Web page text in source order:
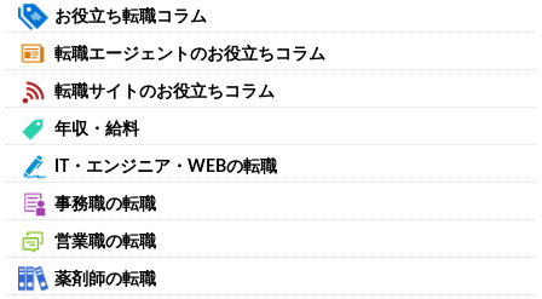
お役立ち転職コラム
転職エージェントのお役立ちコラム
転職サイトのお役立ちコラム
年収・給料
IT・エンジニア・WEBの転職
事務職の転職
営業職の転職
薬剤師の転職